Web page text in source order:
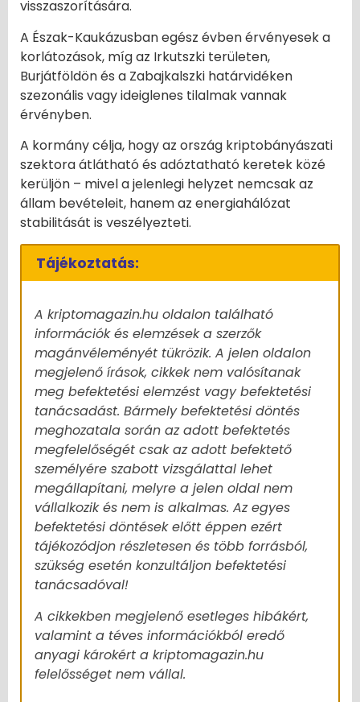
visszaszorítására.
A Észak-Kaukázusban egész évben érvényesek a
korlátozások, míg az Irkutszki területen,
Burjátföldön és a Zabajkalszki határvidéken
szezonális vagy ideiglenes tilalmak vannak
érvényben.
A kormány célja, hogy az ország kriptobányászati
szektora átlátható és adóztatható keretek közé
kerüljön – mivel a jelenlegi helyzet nemcsak az
állam bevételeit, hanem az energiahálózat
stabilitását is veszélyezteti.
Tájékoztatás:
A kriptomagazin.hu oldalon található
információk és elemzések a szerzők
magánvéleményét tükrözik. A jelen oldalon
megjelenő írások, cikkek nem valósítanak
meg befektetési elemzést vagy befektetési
tanácsadást. Bármely befektetési döntés
meghozatala során az adott befektetés
megfelelőségét csak az adott befektető
személyére szabott vizsgálattal lehet
megállapítani, melyre a jelen oldal nem
vállalkozik és nem is alkalmas. Az egyes
befektetési döntések előtt éppen ezért
tájékozódjon részletesen és több forrásból,
szükség esetén konzultáljon befektetési
tanácsadóval!
A cikkekben megjelenő esetleges hibákért,
valamint a téves információkból eredő
anyagi károkért a kriptomagazin.hu
felelősséget nem vállal.